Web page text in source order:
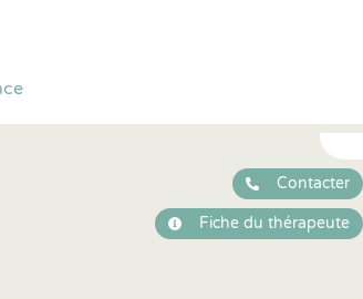
Contacter
Fiche du thérapeute